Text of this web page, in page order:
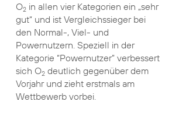
O2in allen vier Kategorien ein „sehr
gut“ und ist Vergleichssieger bei
den Normal-, Viel- und
Powernutzern. Speziell in der
Kategorie “Powernutzer” verbessert
sich O2deutlich gegenüber dem
Vorjahr und zieht erstmals am
Wettbewerb vorbei.